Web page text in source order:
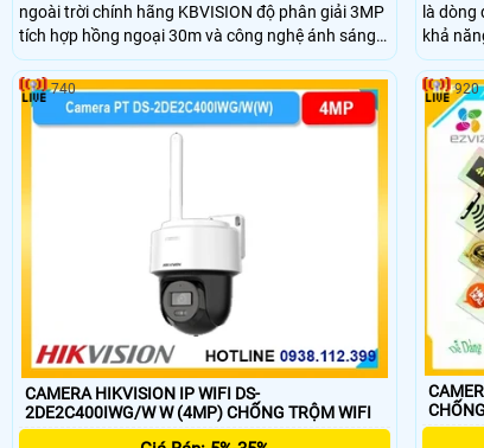
ngoài trời chính hãng KBVISION độ phân giải 3MP
tích hợp hồng ngoại 30m và công nghệ ánh sáng
kép full color. Camera hỗ trợ đàm thoại hai chiều,
khe cắm thẻ nhớ lên đến 256GB, phân biệt người
và xe, đồng thời tích hợp báo động thông minh. Với
chuẩn chống nước IP67 và mức giá rẻ, KX-C31L là
là dòng
khả
cảnh
ống
5F còn
năng
CAMERA HIKVISION IP WIFI DS-
2DE2C400IWG/W W (4MP) CHỐNG TRỘM WIFI
740 920